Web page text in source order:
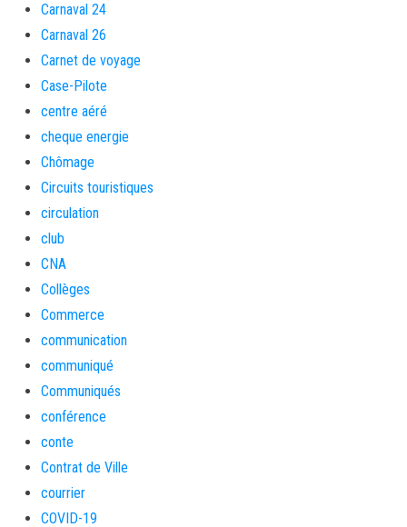
Carnaval 24
Carnaval 26
Carnet de voyage
Case-Pilote
centre aéré
cheque energie
Chômage
Circuits touristiques
circulation
club
CNA
Collèges
Commerce
communication
communiqué
Communiqués
conférence
conte
Contrat de Ville
courrier
COVID-19